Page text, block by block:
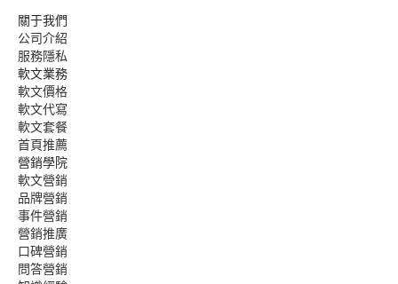
關于我們
公司介紹
服務隱私
軟文業務
軟文價格
軟文代寫
軟文套餐
首頁推薦
營銷學院
軟文營銷
品牌營銷
事件營銷
營銷推廣
口碑營銷
問答營銷